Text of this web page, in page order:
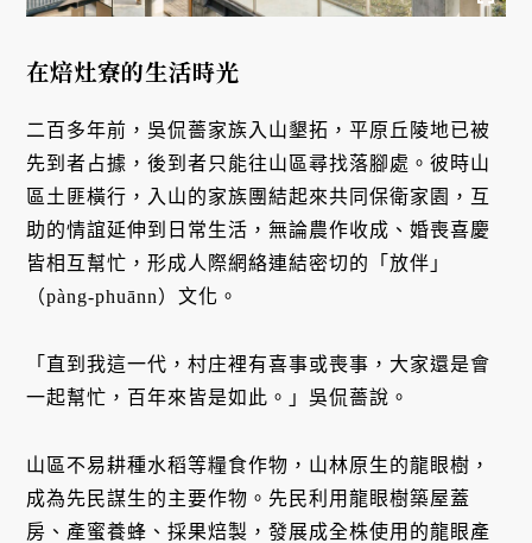
在焙灶寮的生活時光
二百多年前，吳侃薔家族入山墾拓，平原丘陵地已被
先到者占據，後到者只能往山區尋找落腳處。彼時山
區土匪橫行，入山的家族團結起來共同保衛家園，互
助的情誼延伸到日常生活，無論農作收成、婚喪喜慶
皆相互幫忙，形成人際網絡連結密切的「放伴」
（pàng-phuānn）文化。
「直到我這一代，村庄裡有喜事或喪事，大家還是會
一起幫忙，百年來皆是如此。」吳侃薔說。
山區不易耕種水稻等糧食作物，山林原生的龍眼樹，
成為先民謀生的主要作物。先民利用龍眼樹築屋蓋
房、產蜜養蜂、採果焙製，發展成全株使用的龍眼產